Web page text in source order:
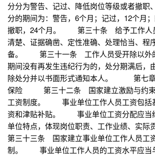
分分为警告、记过、降低岗位等级或者
分的期间为：警告，6个月；记过，12个月
撤职，24个月。 第三十条 给予工作人
清楚、证据确凿、定性准确、处理恰当、程
备。 第三十一条 工作人员受开除以外
期间没有再发生违纪行为的，处分期满后，
除处分并以书面形式通知本人。 第七
保险 第三十二条 国家建立激励与约束
工资制度。 事业单位工作人员工资包括
资和津贴补贴。 事业单位工资分配应当
单位特点，体现岗位职责、工作业绩、实
第三十三条 国家建立事业单位工作人员工
制。 事业单位工作人员的工资水平应当